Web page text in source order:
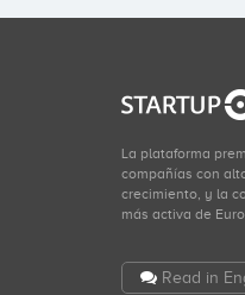
La plataforma
compañías con
crecimiento, y la
más activa de
Read in